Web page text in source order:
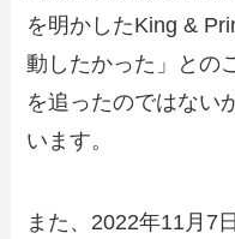
を明かしたKing &
動したかった」との
を追ったのではない
います。
また、2022年11月7